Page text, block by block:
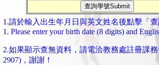
1.請於輸入出生年月日與英文姓名後點擊「查
1. Please enter your birth date (8 digits) and
2.如果顯示查無資料，請電洽教務處註冊課務
2907)，謝謝！